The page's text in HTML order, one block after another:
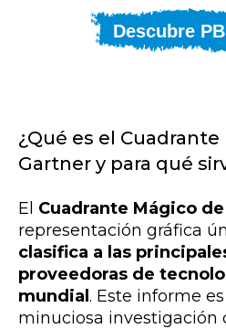
Descubre
¿Qué es el
Gartner y para qué
El Cuadrante Mágico
representación gráfica
clasifica a las
proveedoras de
mundial. Este informe
minuciosa investigación